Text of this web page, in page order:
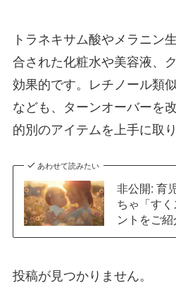
トラネキサム酸やメラニン
合された化粧水や美容液、
効果的です。レチノール類
なども、ターンオーバーを
的別のアイテムを上手に取
あわせて読みたい
非公開: 育
ちゃ「す
ントをご紹
投稿が見つかりません。